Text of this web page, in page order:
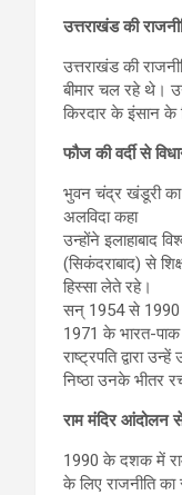
उत्तराखंड की
उत्तराखंड की
बीमार चल रहे थे।
किरदार के इंसान के
फौज की वर्दी से
भुवन चंद्र खंडूरी
अलविदा कहा
उन्होंने इलाहाबाद
(सिकंदराबाद) से
हिस्सा लेते रहे।
सन् 1954 से 1990
1971 के भारत-पाक
राष्ट्रपति द्वारा
निष्ठा उनके भीतर
राम मंदिर
1990 के दशक में
के लिए राजनीति